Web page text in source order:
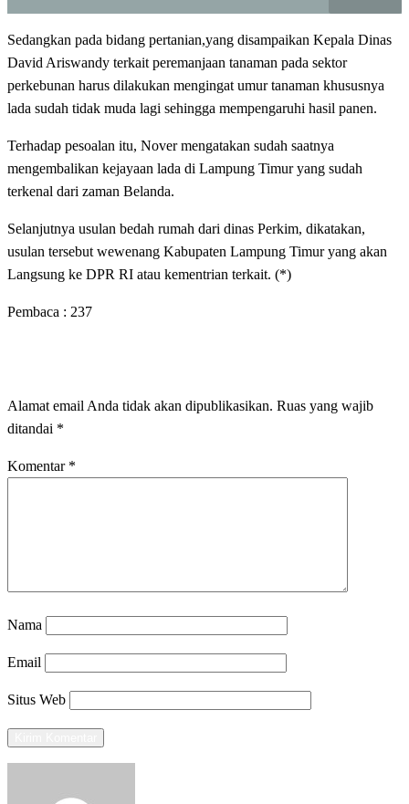
Sedangkan pada bidang pertanian,yang disampaikan Kepala Dinas
David Ariswandy terkait peremanjaan tanaman pada sektor
perkebunan harus dilakukan mengingat umur tanaman khususnya
lada sudah tidak muda lagi sehingga mempengaruhi hasil panen.
Terhadap pesoalan itu, Nover mengatakan sudah saatnya
mengembalikan kejayaan lada di Lampung Timur yang sudah
terkenal dari zaman Belanda.
Selanjutnya usulan bedah rumah dari dinas Perkim, dikatakan,
usulan tersebut wewenang Kabupaten Lampung Timur yang akan
Langsung ke DPR RI atau kementrian terkait. (*)
Pembaca : 237
Alamat email Anda tidak akan dipublikasikan. Ruas yang wajib
ditandai *
Komentar *
Nama
Email
Situs Web